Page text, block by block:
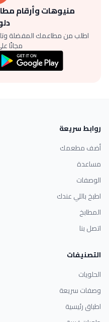
منيوهات وأرقام
اطلب من مطاعمك المفضلة
مجانًا
روابط سريعة
أضف مطعمك
مساعدة
الوصفات
اطبخ باللي عندك
المطابخ
اتصل بنا
التصنيفات
الحلويات
وصفات سريعة
اطباق رئيسية